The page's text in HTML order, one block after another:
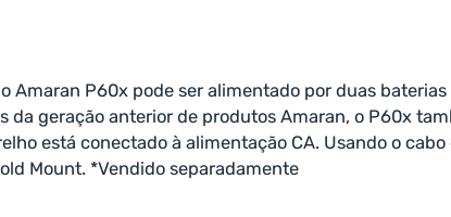
P60x pode ser alimentado por duas
da geração anterior de produtos Amaran, o P60x
está conectado à alimentação CA. Usando o
Mount. *Vendido separadamente